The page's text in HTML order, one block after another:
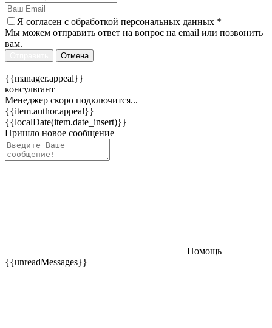
Я согласен c обработкой персональных данных *
Мы можем отправить ответ на вопрос на email или позвонить
вам.
Отмена
{{manager.appeal}}
консультант
Менеджер скоро подключится...
{{item.author.appeal}}
{{localDate(item.date_insert)}}
Пришло новое сообщение
Помощь
{{unreadMessages}}